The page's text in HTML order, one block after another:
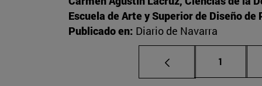
Escuela de Arte y Superior de Diseño de
Publicado en: Diario de Navarra
Página
1